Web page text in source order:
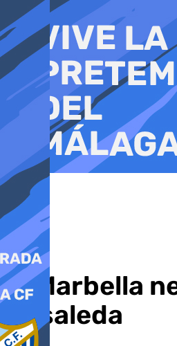
al
contenido
El Marbella
Rosaleda